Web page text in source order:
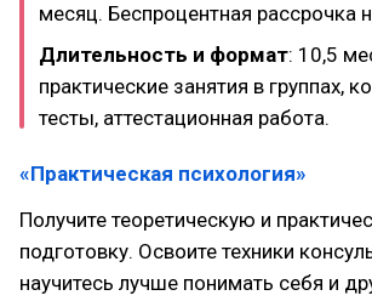
месяц. Беспроцентная рассрочка
Длительность и формат: 10,5
практические занятия в группах,
тесты, аттестационная работа.
«Практическая психология»
Получите теоретическую и
подготовку. Освоите техники
научитесь лучше понимать себя и